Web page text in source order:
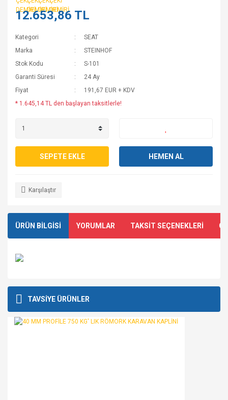
12.653,86 TL
Kategori
SEAT
Marka
STEINHOF
Stok Kodu
S-101
Garanti Süresi
24 Ay
Fiyat
191,67 EUR + KDV
* 1.645,14 TL den başlayan taksitlerle!
SEPETE EKLE HEMEN AL
Karşılaştır
ÜRÜN BİLGİSİ YORUMLAR TAKSİT SEÇENEKLERİ
Bu ürüne ilk yorumu siz yapın!
kullanarak tarafımıza iletebilirsiniz.
Görüş ve önerileriniz için teşekkür ederiz.
TAVSİYE ÜRÜNLER